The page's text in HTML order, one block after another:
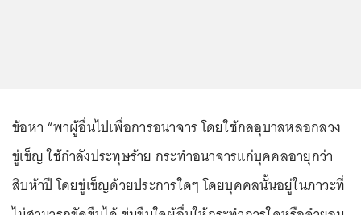
ข้อหา “พาผู้อื่นไปเพื่อการอนาจาร โดยใช้กลอุบาลหลอกลวง
ขู่เข็ญ ใช้กำลังประทุษร้าย กระทำอนาจารแก่บุคคลอายุกว่า
สิบห้าปี โดยขู่เข็ญด้วยประการใดๆ โดยบุคคลนั้นอยู่ในภาวะที่